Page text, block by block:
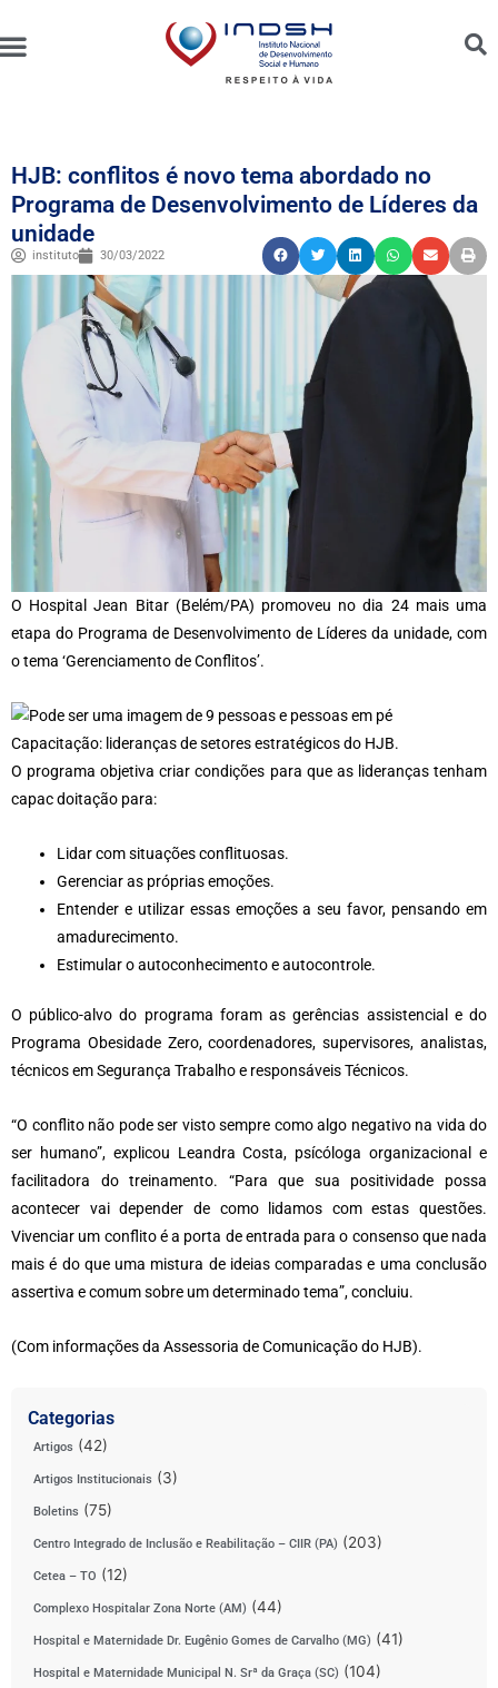
HJB: conflitos é novo tema abordado no
Programa de Desenvolvimento de Líderes da
unidade
instituto 30/03/2022
O Hospital Jean Bitar (Belém/PA) promoveu no dia 24 mais uma
etapa do Programa de Desenvolvimento de Líderes da unidade, com
o tema ‘Gerenciamento de Conflitos’.
Capacitação: lideranças de setores estratégicos do HJB.
O programa objetiva criar condições para que as lideranças tenham
capac doitação para:
Lidar com situações conflituosas.
Gerenciar as próprias emoções.
Entender e utilizar essas emoções a seu favor, pensando em
amadurecimento.
Estimular o autoconhecimento e autocontrole.
O público-alvo do programa foram as gerências assistencial e do
Programa Obesidade Zero, coordenadores, supervisores, analistas,
técnicos em Segurança Trabalho e responsáveis Técnicos.
“O conflito não pode ser visto sempre como algo negativo na vida do
ser humano”, explicou Leandra Costa, psícóloga organizacional e
facilitadora do treinamento. “Para que sua positividade possa
acontecer vai depender de como lidamos com estas questões.
Vivenciar um conflito é a porta de entrada para o consenso que nada
mais é do que uma mistura de ideias comparadas e uma conclusão
assertiva e comum sobre um determinado tema”, concluiu.
(Com informações da Assessoria de Comunicação do HJB).
Categorias
Artigos (42)
Artigos Institucionais (3)
Boletins (75)
Centro Integrado de Inclusão e Reabilitação – CIIR (PA) (203)
Cetea – TO (12)
Complexo Hospitalar Zona Norte (AM) (44)
Hospital e Maternidade Dr. Eugênio Gomes de Carvalho (MG) (41)
Hospital e Maternidade Municipal N. Srª da Graça (SC) (104)